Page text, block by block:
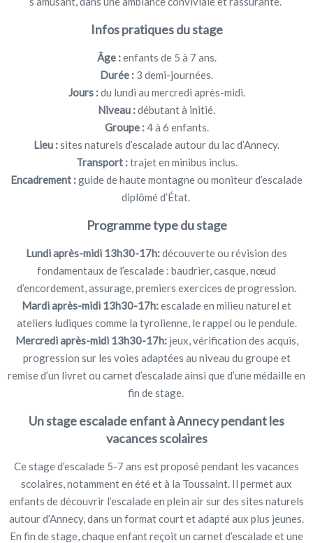
Infos pratiques du stage
Âge :enfants de 5 à 7 ans.
Durée : 3 demi-journées.
Jours :du lundi au mercredi après-midi.
Niveau :débutant à initié.
Groupe :4 à 6 enfants.
Lieu :sites naturels d’escalade autour du lac d’Annecy.
Transport :trajet en minibus inclus.
Encadrement :guide de haute montagne ou moniteur d’escalade
diplômé d’État.
Programme type du stage
Lundi après-midi 13h30-17h:découverte ou révision des
fondamentaux de l’escalade : baudrier, casque, nœud
d’encordement, assurage, premiers exercices de progression.
Mardi après-midi 13h30-17h:escalade en milieu naturel et
ateliers ludiques comme la tyrolienne, le rappel ou le pendule.
Mercredi après-midi 13h30-17h:jeux, vérification des acquis,
progression sur les voies adaptées au niveau du groupe et
remise d’un livret ou carnet d’escalade ainsi que d’une médaille en
fin de stage.
Un stage escalade enfant à Annecy pendant les
vacances scolaires
Ce stage d’escalade 5-7 ans est proposé pendant les vacances
scolaires, notamment en été et à la Toussaint. Il permet aux
enfants de découvrir l’escalade en plein air sur des sites naturels
autour d’Annecy, dans un format court et adapté aux plus jeunes.
En fin de stage, chaque enfant reçoit un carnet d’escalade et une